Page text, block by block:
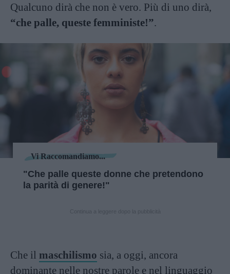
Qualcuno dirà che non è vero. Più di uno dirà,
“che palle, queste femministe!”.
Vi Raccomandiamo...
"Che palle queste donne che pretendono
la parità di genere!"
Che il maschilismo sia, a oggi, ancora
dominante nelle nostre parole e nel linguaggio